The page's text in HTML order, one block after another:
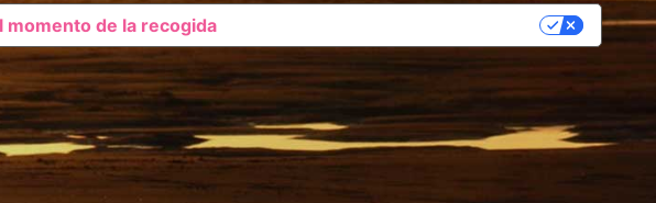
momento de la recogida